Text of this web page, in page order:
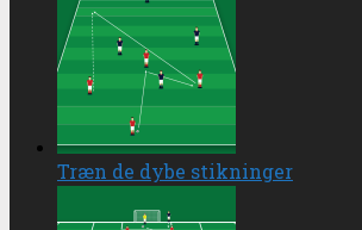
Træn de dybe stikninger